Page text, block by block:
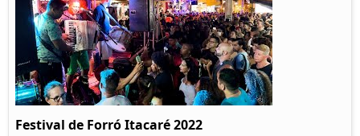
Festival de Forró Itacaré 2022